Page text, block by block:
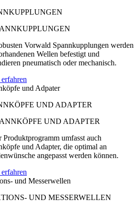
Vorwald Spannkupplungen werden
Wellen befestigt und
pneumatisch oder mechanisch.
und Adpater
UND ADAPTER
Produktprogramm umfasst auch
und Adapter, die optimal an
angepasst werden können.
und Messerwellen
UND MESSERWELLEN